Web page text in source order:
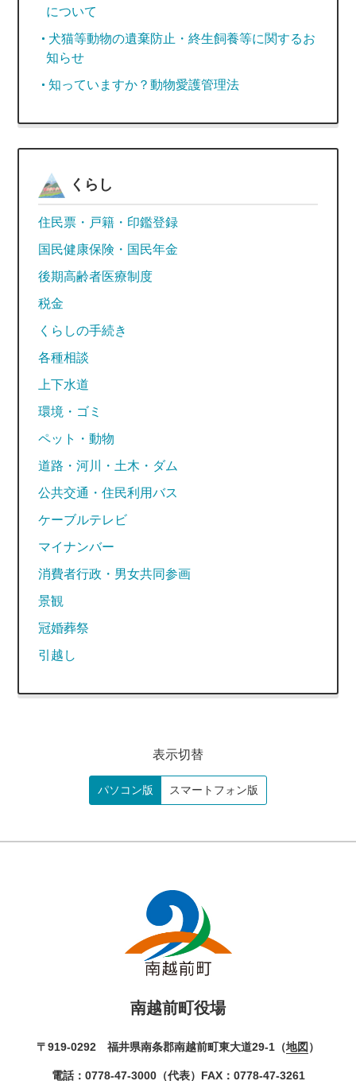
について
犬猫等動物の遺棄防止・終生飼養等に関するお
知らせ
知っていますか？動物愛護管理法
くらし
住民票・戸籍・印鑑登録
国民健康保険・国民年金
後期高齢者医療制度
税金
くらしの手続き
各種相談
上下水道
環境・ゴミ
ペット・動物
道路・河川・土木・ダム
公共交通・住民利用バス
ケーブルテレビ
マイナンバー
消費者行政・男女共同参画
景観
冠婚葬祭
引越し
表示切替
パソコン版 スマートフォン版
南越前町役場
〒919-0292 福井県南条郡南越前町東大道29-1（地図 ）
電話： 0778-47-3000（代表） FAX：0778-47-3261